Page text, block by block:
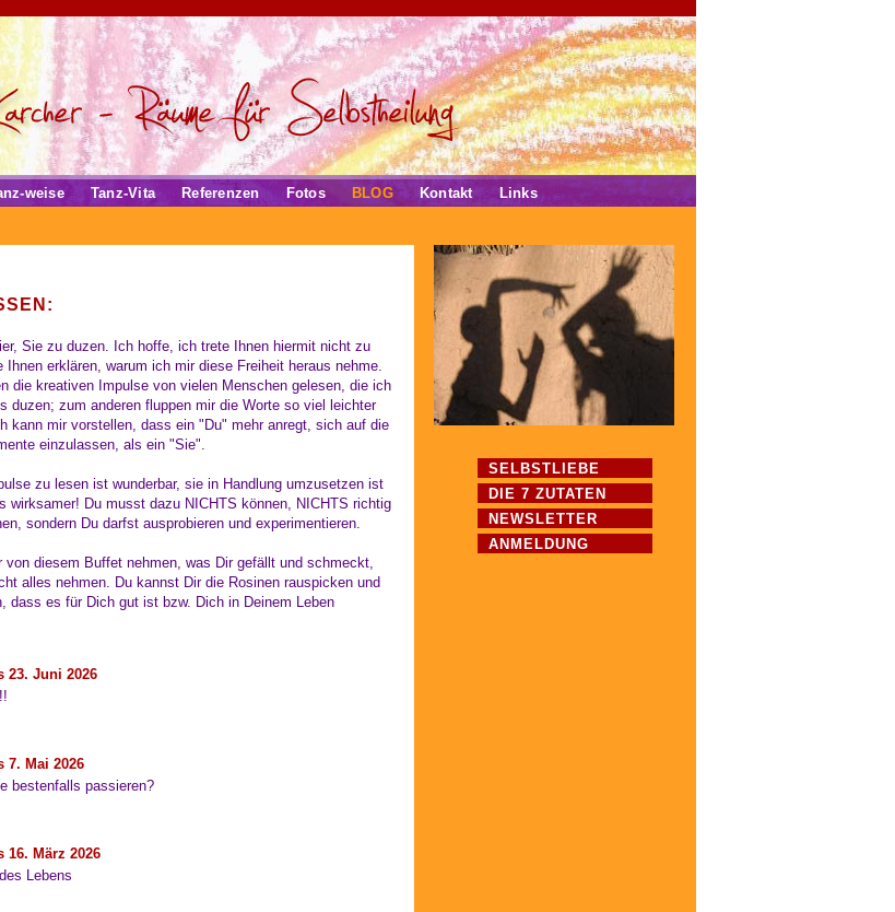
weise Tanz-Vita Referenzen Fotos BLOG Kontakt Links
Sie zu duzen. Ich hoffe, ich trete Ihnen hiermit nicht zu
Ihnen erklären, warum ich mir diese Freiheit heraus nehme.
die kreativen Impulse von vielen Menschen gelesen, die ich
duzen; zum anderen fluppen mir die Worte so viel leichter
kann mir vorstellen, dass ein "Du" mehr anregt, sich auf die
einzulassen, als ein "Sie".
zu lesen ist wunderbar, sie in Handlung umzusetzen ist
wirksamer! Du musst dazu NICHTS können, NICHTS richtig
sondern Du darfst ausprobieren und experimentieren.
von diesem Buffet nehmen, was Dir gefällt und schmeckt,
alles nehmen. Du kannst Dir die Rosinen rauspicken und
dass es für Dich gut ist bzw. Dich in Deinem Leben
23. Juni 2026
7. Mai 2026
bestenfalls passieren?
16. März 2026
Lebens
SELBSTLIEBE
DIE 7 ZUTATEN
NEWSLETTER
ANMELDUNG